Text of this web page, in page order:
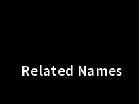
Related Names